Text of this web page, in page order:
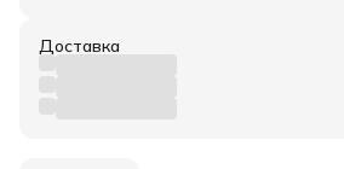
Доставка